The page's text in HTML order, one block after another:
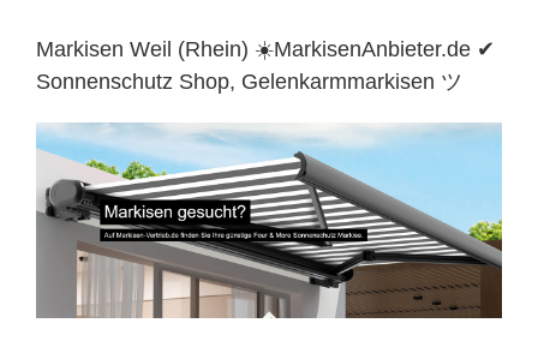
Markisen Weil (Rhein) ☀️MarkisenAnbieter.de ✔
Sonnenschutz Shop, Gelenkarmmarkisen ツ